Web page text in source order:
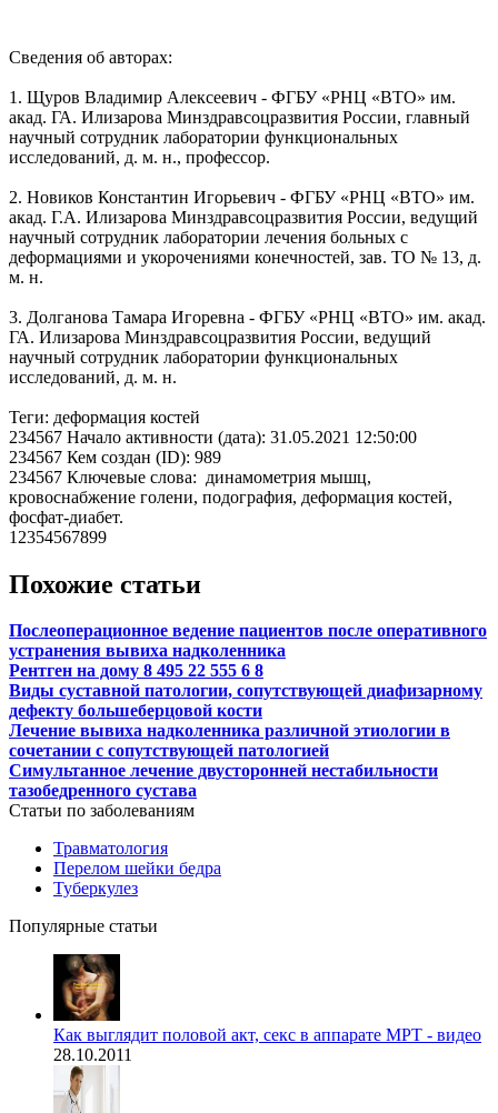
Сведения об авторах:
1. Щуров Владимир Алексеевич - ФГБУ «РНЦ «ВТО» им.
акад. ГА. Илизарова Минздравсоцразвития России, главный
научный сотрудник лаборатории функциональных
исследований, д. м. н., профессор.
2. Новиков Константин Игорьевич - ФГБУ «РНЦ «ВТО» им.
акад. Г.А. Илизарова Минздравсоцразвития России, ведущий
научный сотрудник лаборатории лечения больных с
деформациями и укорочениями конечностей, зав. ТО № 13, д.
м. н.
3. Долганова Тамара Игоревна - ФГБУ «РНЦ «ВТО» им. акад.
ГА. Илизарова Минздравсоцразвития России, ведущий
научный сотрудник лаборатории функциональных
исследований, д. м. н.
Теги: деформация костей
234567 Начало активности (дата): 31.05.2021 12:50:00
234567 Кем создан (ID): 989
234567 Ключевые слова: динамометрия мышц,
кровоснабжение голени, подография, деформация костей,
фосфат-диабет.
12354567899
Похожие статьи
Послеоперационное ведение пациентов после оперативного
устранения вывиха надколенника
Рентген на дому 8 495 22 555 6 8
Виды суставной патологии, сопутствующей диафизарному
дефекту большеберцовой кости
Лечение вывиха надколенника различной этиологии в
сочетании с сопутствующей патологией
Симультанное лечение двусторонней нестабильности
тазобедренного сустава
Статьи по заболеваниям
Травматология
Перелом шейки бедра
Туберкулез
Популярные статьи
Как выглядит половой акт, секс в аппарате МРТ - видео
28.10.2011